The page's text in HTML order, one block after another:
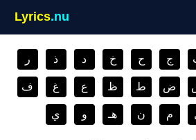
Lyrics.nu
ج ح خ د ذ ر
ض ط ظ ع غ ف
م ن هـ و ي